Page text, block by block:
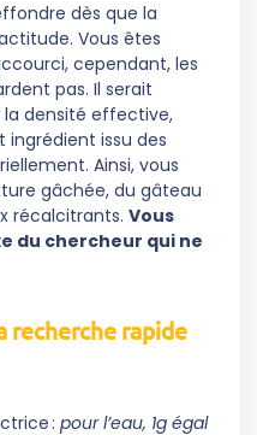
dès que la
Vous êtes
cependant, les
pas. Il serait
la densité effective,
issu des
Ainsi, vous
gâchée, du gâteau
récalcitrants. Vous
du chercheur qui ne
recherche rapide
: pour l’eau, 1g égal